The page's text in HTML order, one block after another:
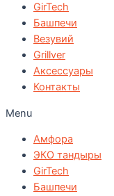
GirTech
Башпечи
Везувий
Grillver
Аксессуары
Контакты
Menu
Амфора
ЭКО тандыры
GirTech
Башпечи